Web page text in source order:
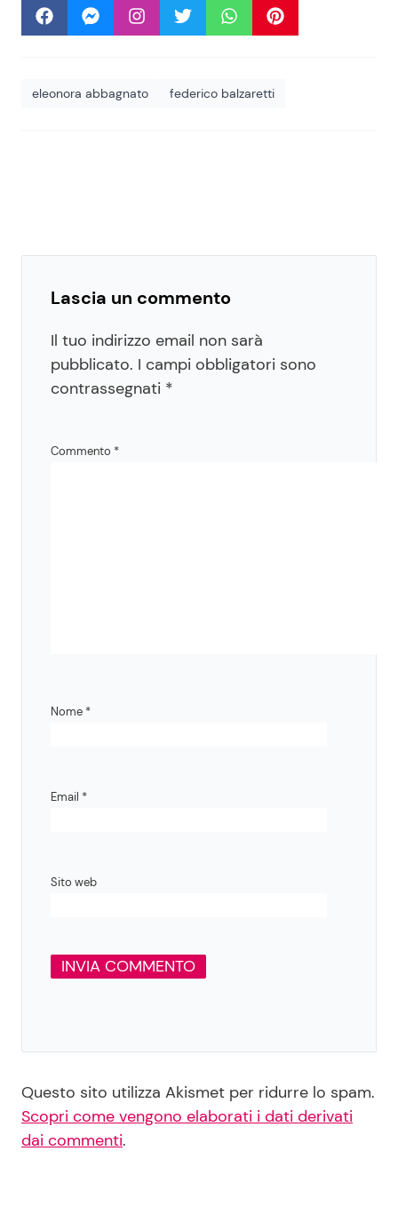
eleonora abbagnato federico balzaretti
Lascia un commento
Il tuo indirizzo email non sarà
pubblicato. I campi obbligatori sono
contrassegnati *
Commento *
Nome *
Email *
Sito web
Questo sito utilizza Akismet per ridurre lo spam.
Scopri come vengono elaborati i dati derivati
dai commenti.